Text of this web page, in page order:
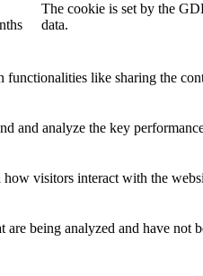
The cookie is set by the
data.
like sharing the
and analyze the key
visitors interact with the
are being analyzed and have not